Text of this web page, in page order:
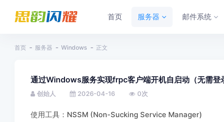
首页 服务器 邮件系统
首页 服务器 Windows 正文
通过Windows服务实现frpc客户端开机自启动（无需登
创始人 2026-04-16 0次
使用工具：NSSM (Non-Sucking Service Manager)